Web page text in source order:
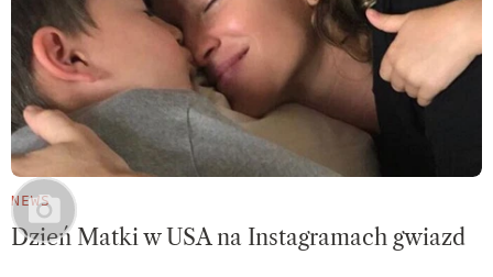
NEWS
Dzień Matki w USA na Instagramach gwiazd